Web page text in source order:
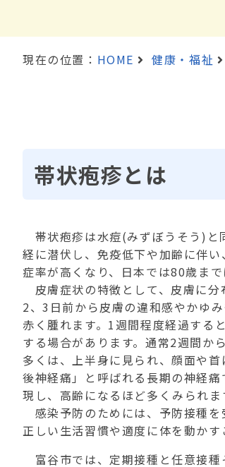
現在の位置： HOME 健康・福祉
帯状疱疹とは
帯状疱疹は水痘(みずぼうそう) と
経に潜伏し、免疫低下や加齢に伴い
症率が高くなり、日本では80歳まで
皮膚症状の特徴として、皮膚に分
2、3 日前から皮膚の違和感やかゆ
赤く腫れます。 1 週間程度経過する
する場合があります。通常2週間か
多くは、上半身に見られ、顔面や
後神経痛」と呼ばれる長期の神経
現し、高齢になるほど多くみられま
感染予防のためには、予防接種
正しい生活習慣や適度に体を動かす
富谷市では、定期接種と任意接種